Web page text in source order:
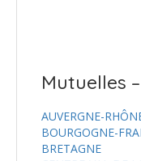
Mutuelles
AUVERGNE-
BOURGOGNE-
BRETAGNE